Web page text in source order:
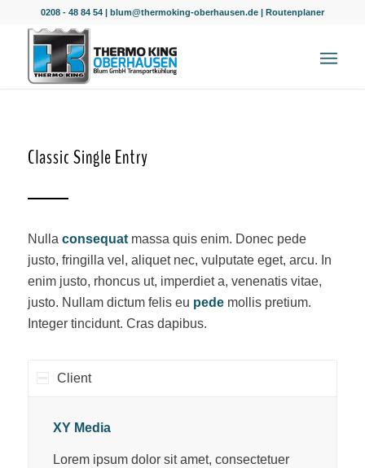
0208 - 48 84 54| blum@thermoking-oberhausen.de| Routenplaner
Classic Single Entry
Nulla consequatmassa quis enim. Donec pede
justo, fringilla vel, aliquet nec, vulputate eget, arcu. In
enim justo, rhoncus ut, imperdiet a, venenatis vitae,
justo. Nullam dictum felis eu pedemollis pretium.
Integer tincidunt. Cras dapibus.
Client
XY Media
Lorem ipsum dolor sit amet, consectetuer